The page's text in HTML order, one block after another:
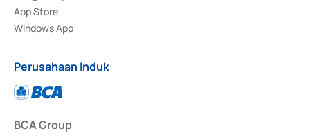
App Store
Windows App
Perusahaan Induk
BCA Group